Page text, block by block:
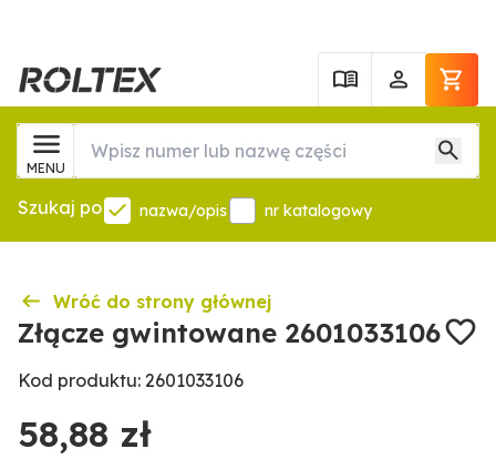
MENU
Szukaj po nazwa/opis nr katalogowy
Wróć do strony głównej
Złącze gwintowane 2601033106
Kod produktu: 2601033106
58,88 zł